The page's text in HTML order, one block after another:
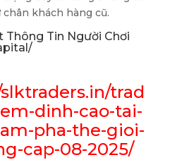
khách hàng cũ.
Thông Tin Người Chơi
trad
dinh-cao-tai-
pha-the-gioi-
cap-08-2025/